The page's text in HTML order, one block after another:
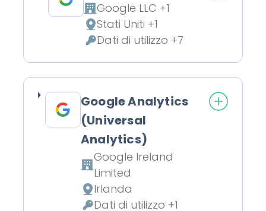
Azienda:
Google LLC +1
Luogo del trattamento:
Stati Uniti +1
Dati Personali trattati:
Dati di utilizzo +7
Google Analytics
(Universal
Analytics)
Azienda:
Google Ireland
Limited
Luogo del trattamento:
Irlanda
Dati di utilizzo +1